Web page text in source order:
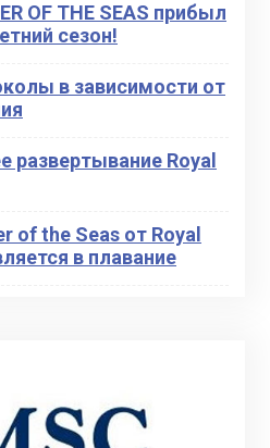
OF THE SEAS прибыл
сезон!
в зависимости от
развертывание Royal
of the Seas от Royal
в плавание